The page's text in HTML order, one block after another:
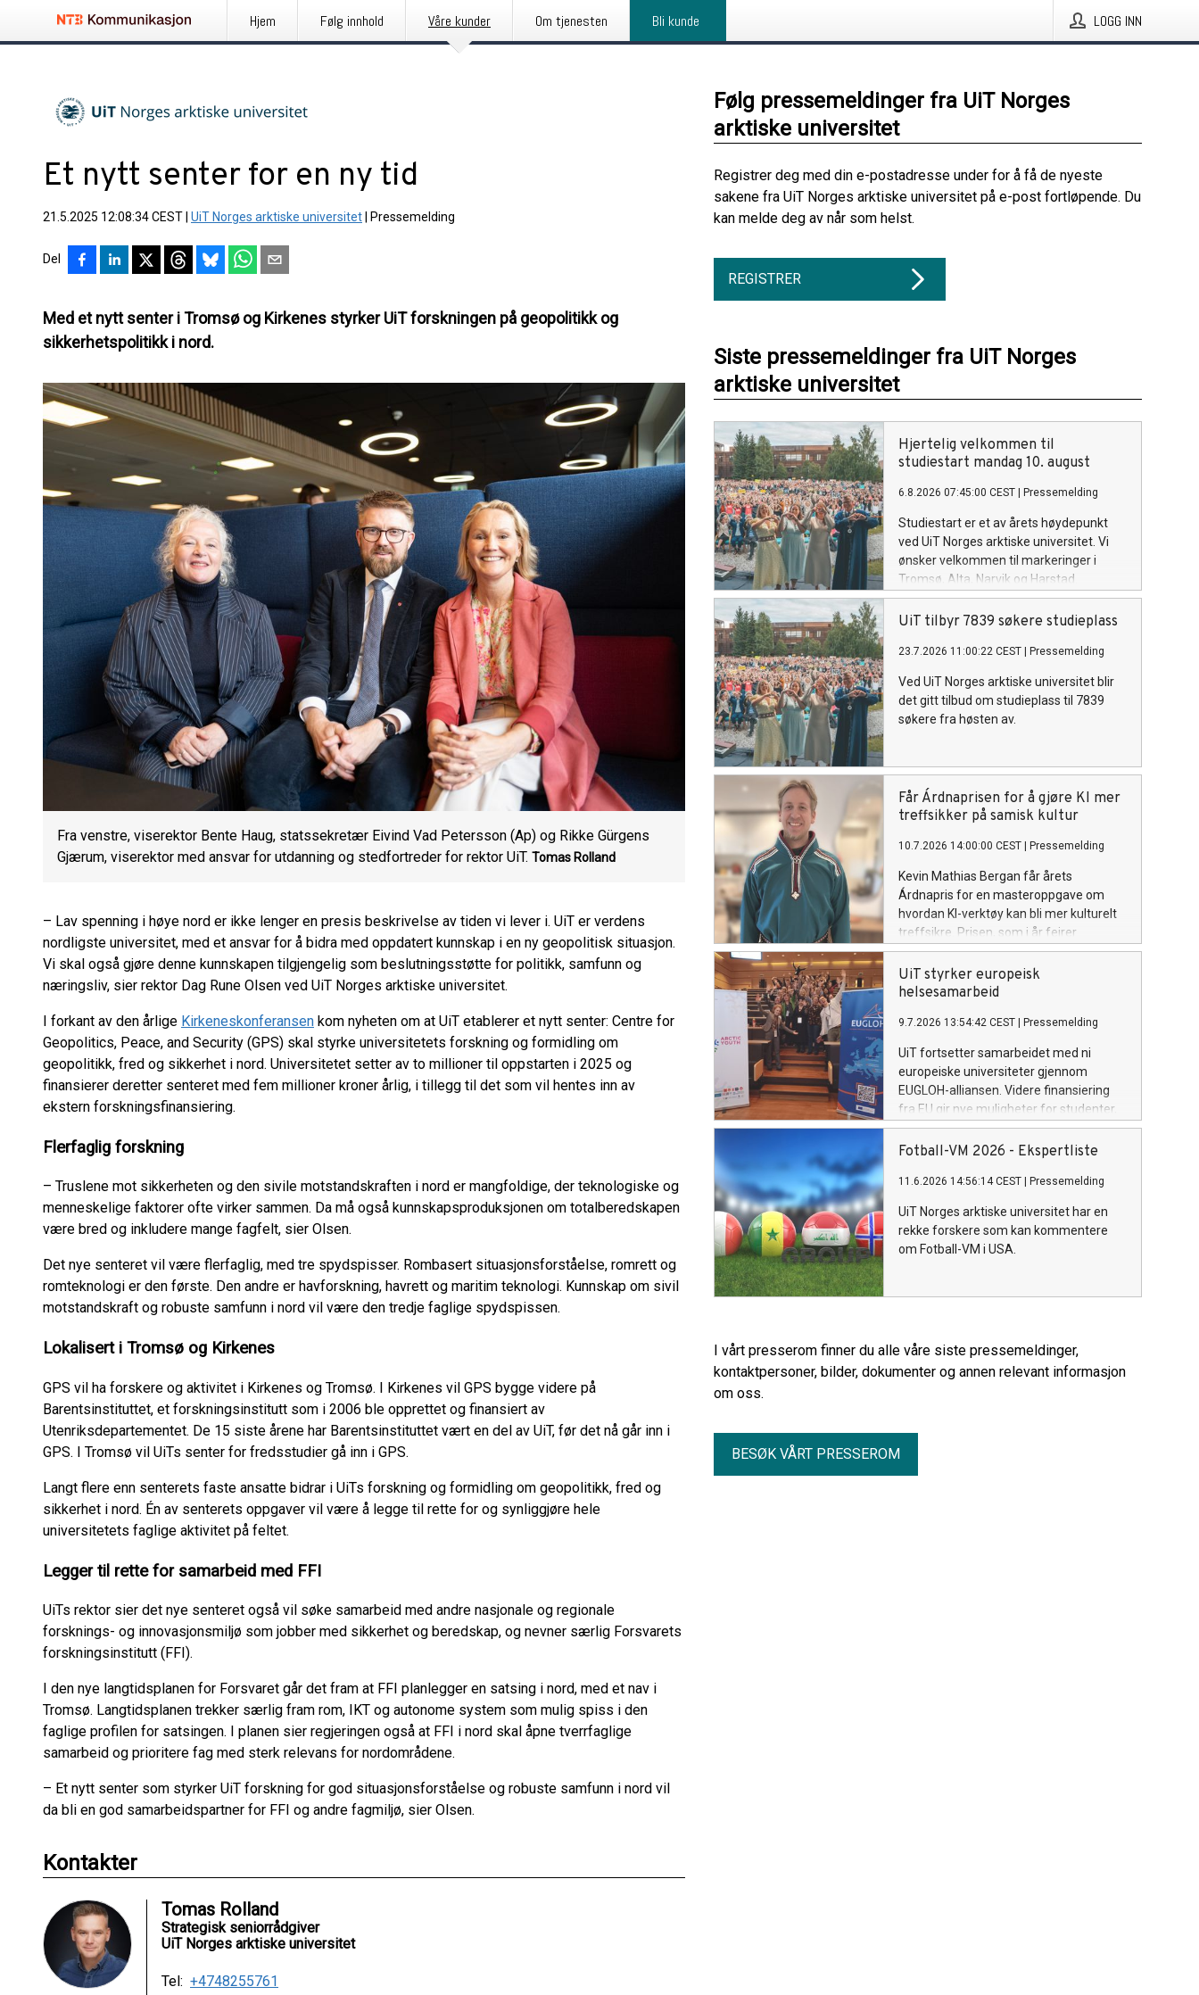
Hjem Følg innhold Våre kunder Om tjenesten Bli kunde LOGG INN
Et nytt senter for en ny tid
21.5.2025 12:08:34 CEST UiT Norges arktiske universitet Pressemelding
Del
Med et nytt senter i Tromsø og Kirkenes styrker UiT forskningen på geopolitikk og
sikkerhetspolitikk i nord.
Fra venstre, viserektor Bente Haug, statssekretær Eivind Vad Petersson (Ap) og Rikke Gürgens
Gjærum, viserektor med ansvar for utdanning og stedfortreder for rektor UiT. Tomas Rolland
– Lav spenning i høye nord er ikke lenger en presis beskrivelse av tiden vi lever i. UiT er verdens
nordligste universitet, med et ansvar for å bidra med oppdatert kunnskap i en ny geopolitisk situasjon.
Vi skal også gjøre denne kunnskapen tilgjengelig som beslutningsstøtte for politikk, samfunn og
næringsliv, sier rektor Dag Rune Olsen ved UiT Norges arktiske universitet.
I forkant av den årlige Kirkeneskonferansen kom nyheten om at UiT etablerer et nytt senter: Centre for
Geopolitics, Peace, and Security (GPS) skal styrke universitetets forskning og formidling om
geopolitikk, fred og sikkerhet i nord. Universitetet setter av to millioner til oppstarten i 2025 og
finansierer deretter senteret med fem millioner kroner årlig, i tillegg til det som vil hentes inn av
ekstern forskningsfinansiering.
Flerfaglig forskning
– Truslene mot sikkerheten og den sivile motstandskraften i nord er mangfoldige, der teknologiske og
menneskelige faktorer ofte virker sammen. Da må også kunnskapsproduksjonen om totalberedskapen
være bred og inkludere mange fagfelt, sier Olsen.
Det nye senteret vil være flerfaglig, med tre spydspisser. Rombasert situasjonsforståelse, romrett og
romteknologi er den første. Den andre er havforskning, havrett og maritim teknologi. Kunnskap om sivil
motstandskraft og robuste samfunn i nord vil være den tredje faglige spydspissen.
Lokalisert i Tromsø og Kirkenes
GPS vil ha forskere og aktivitet i Kirkenes og Tromsø. I Kirkenes vil GPS bygge videre på
Barentsinstituttet, et forskningsinstitutt som i 2006 ble opprettet og finansiert av
Utenriksdepartementet. De 15 siste årene har Barentsinstituttet vært en del av UiT, før det nå går inn i
GPS. I Tromsø vil UiTs senter for fredsstudier gå inn i GPS.
Langt flere enn senterets faste ansatte bidrar i UiTs forskning og formidling om geopolitikk, fred og
sikkerhet i nord. Én av senterets oppgaver vil være å legge til rette for og synliggjøre hele
universitetets faglige aktivitet på feltet.
Legger til rette for samarbeid med FFI
UiTs rektor sier det nye senteret også vil søke samarbeid med andre nasjonale og regionale
forsknings- og innovasjonsmiljø som jobber med sikkerhet og beredskap, og nevner særlig Forsvarets
forskningsinstitutt (FFI).
I den nye langtidsplanen for Forsvaret går det fram at FFI planlegger en satsing i nord, med et nav i
Tromsø. Langtidsplanen trekker særlig fram rom, IKT og autonome system som mulig spiss i den
faglige profilen for satsingen. I planen sier regjeringen også at FFI i nord skal åpne tverrfaglige
samarbeid og prioritere fag med sterk relevans for nordområdene.
– Et nytt senter som styrker UiT forskning for god situasjonsforståelse og robuste samfunn i nord vil
da bli en god samarbeidspartner for FFI og andre fagmiljø, sier Olsen.
Kontakter
Tomas Rolland
Strategisk seniorrådgiver
UiT Norges arktiske universitet
Tel: +4748255761
Følg pressemeldinger fra UiT Norges
arktiske universitet
Registrer deg med din e-postadresse under for å få de nyeste
sakene fra UiT Norges arktiske universitet på e-post fortløpende. Du
kan melde deg av når som helst.
REGISTRER
Siste pressemeldinger fra UiT Norges
arktiske universitet
Hjertelig velkommen til
studiestart mandag 10. august
6.8.2026 07:45:00 CEST Pressemelding
Studiestart er et av årets høydepunkt
ved UiT Norges arktiske universitet. Vi
ønsker velkommen til markeringer i
Tromsø, Alta, Narvik og Harstad.
UiT tilbyr 7839 søkere studieplass
23.7.2026 11:00:22 CEST Pressemelding
Ved UiT Norges arktiske universitet blir
det gitt tilbud om studieplass til 7839
søkere fra høsten av.
Får Árdnaprisen for å gjøre KI mer
treffsikker på samisk kultur
10.7.2026 14:00:00 CEST Pressemelding
Kevin Mathias Bergan får årets
Árdnapris for en masteroppgave om
hvordan KI-verktøy kan bli mer kulturelt
treffsikre. Prisen, som i år feirer
tiårsjubileum, deles ut under Riddu
Riđđu-festivalen.
UiT styrker europeisk
helsesamarbeid
9.7.2026 13:54:42 CEST Pressemelding
UiT fortsetter samarbeidet med ni
europeiske universiteter gjennom
EUGLOH-alliansen. Videre finansiering
fra EU gir nye muligheter for studenter,
ansatte og forskningsmiljøer ved UiT.
Fotball-VM 2026 - Ekspertliste
11.6.2026 14:56:14 CEST Pressemelding
UiT Norges arktiske universitet har en
rekke forskere som kan kommentere
om Fotball-VM i USA.
I vårt presserom finner du alle våre siste pressemeldinger,
kontaktpersoner, bilder, dokumenter og annen relevant informasjon
om oss.
BESØK VÅRT PRESSEROM